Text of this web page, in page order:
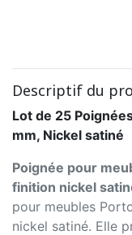
Descriptif du
Lot de 25
mm, Nickel satiné
Poignée pour
finition nickel
pour meubles
nickel satiné. Elle